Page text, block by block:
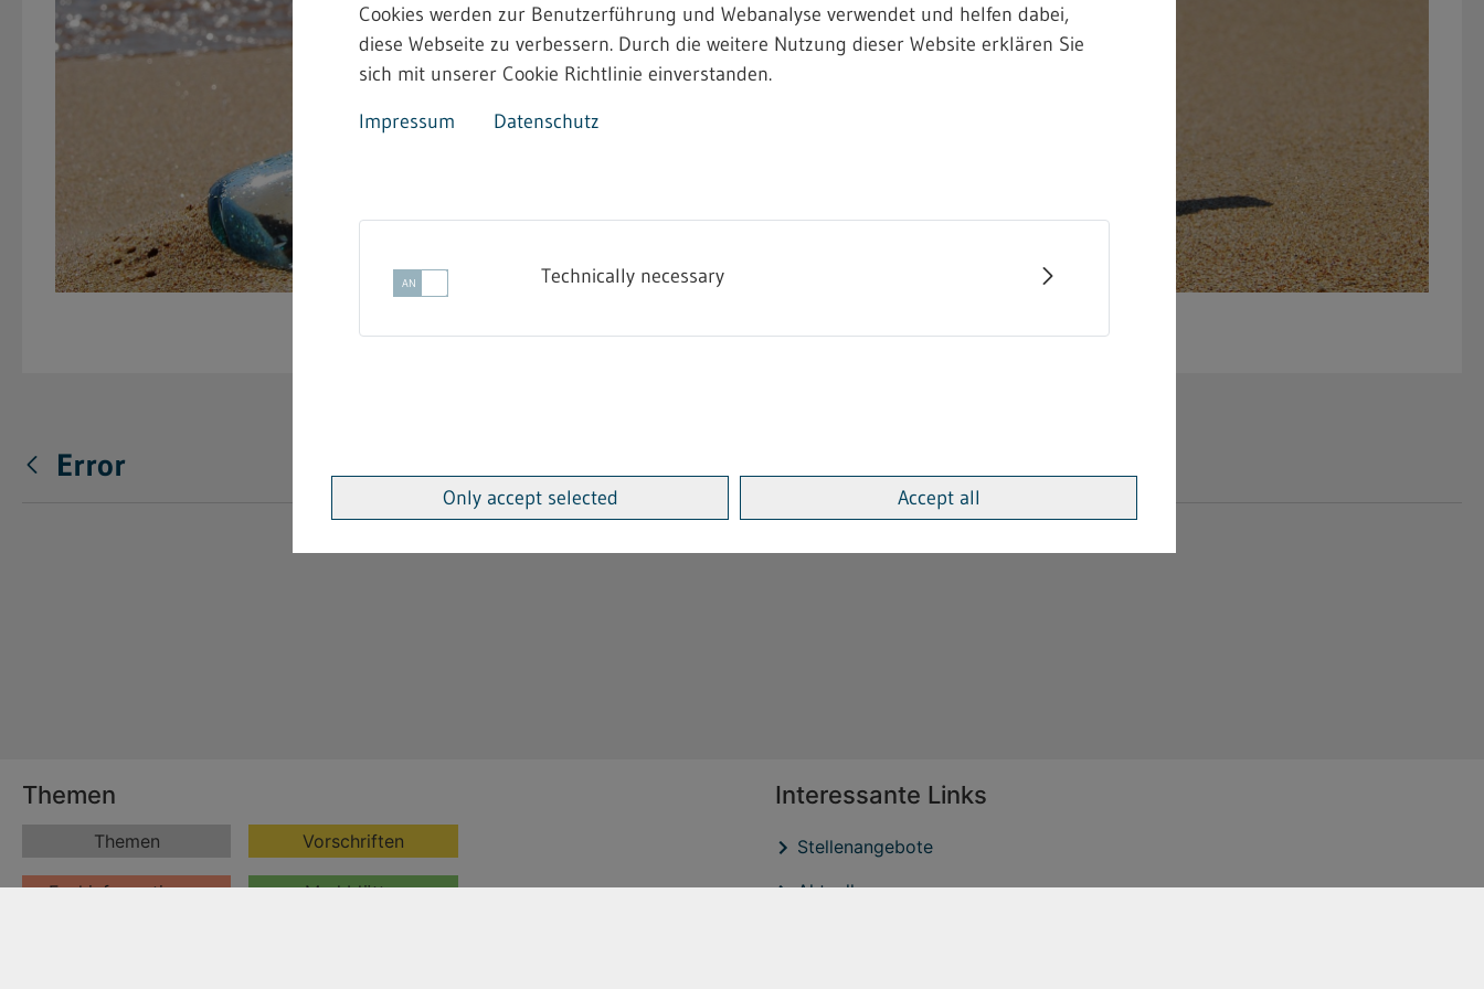
Error
Cookies werden zur Benutzerführung und Webanalyse verwendet und helfen dabei,
diese Webseite zu verbessern. Durch die weitere Nutzung dieser Website erklären Sie
sich mit unserer Cookie Richtlinie einverstanden.
Impressum
Datenschutz
Technically necessary
Only accept selected Accept all
Themen
Themen Vorschriften
Fachinformationen Merkblätter
Interessante Links
Stellenangebote
Aktuelles